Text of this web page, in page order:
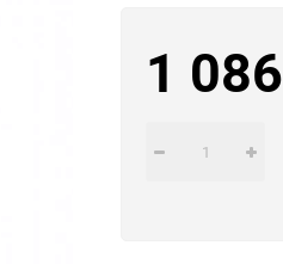
1 086